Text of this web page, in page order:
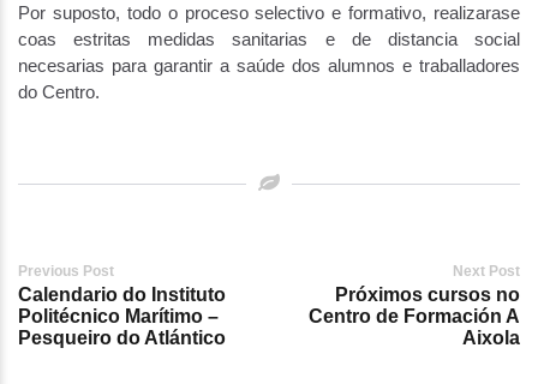
Por suposto, todo o proceso selectivo e formativo, realizarase
coas estritas medidas sanitarias e de distancia social
necesarias para garantir a saúde dos alumnos e traballadores
do Centro.
Post
navigation
Previous Post
Calendario do Instituto
Politécnico Marítimo –
Pesqueiro do Atlántico
Next Post
Próximos cursos no
Centro de Formación A
Aixola